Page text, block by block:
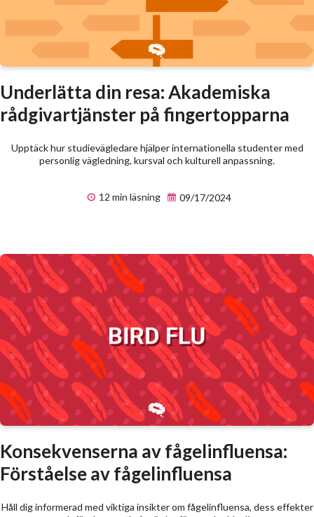
Underlätta din resa: Akademiska
rådgivartjänster på fingertopparna
Upptäck hur studievägledare hjälper internationella studenter med
personlig vägledning, kursval och kulturell anpassning.
12 min läsning 09/17/2024
Konsekvenserna av fågelinfluensa:
Förståelse av fågelinfluensa
Håll dig informerad med viktiga insikter om fågelinfluensa, dess effekter